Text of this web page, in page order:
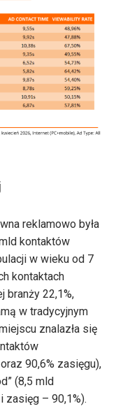
reklamowo była
kontaktów
w wieku od 7
kontaktach
branży 22,1%,
w tradycyjnym
znalazła się
90,6% zasięgu),
(8,5 mld
zasięg – 90,1%).